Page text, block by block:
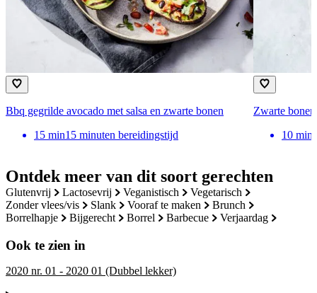
Ontdek meer van dit soort gerechten
glutenvrij lactosevrij veganistisch
vegetarisch
zonder vlees/vis
slank vooraf te maken
brunch
borrelhapje
bijgerecht borrel barbecue verjaardag
Ook te zien in
2020 nr. 01 - 2020 01 (Dubbel lekker)
Bbq gegrilde avocado met salsa en zwarte bonen
15 min15 minuten bereidingstijd
Zwarte
10 min